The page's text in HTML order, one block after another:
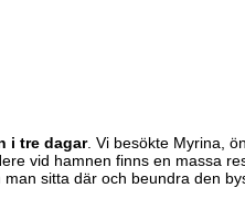
i tre dagar. Vi besökte Myrina,
vid hamnen finns en massa
sitta där och beundra den